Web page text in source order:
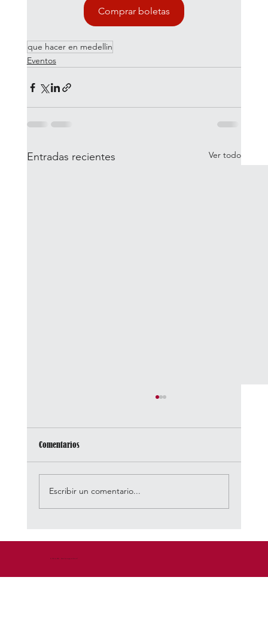
Comprar boletas
que hacer en medellin
Eventos
Entradas recientes Ver todo
Comentarios
Escribir un comentario...
© 2026 by DEM - Diseño Estrategico de Marca™